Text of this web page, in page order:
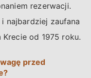
rezerwacji.
najbardziej zaufana
od 1975 roku.
przed